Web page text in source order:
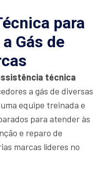
para
Gás de
técnica
a gás de diversas
equipe treinada e
para atender às
e reparo de
marcas líderes no